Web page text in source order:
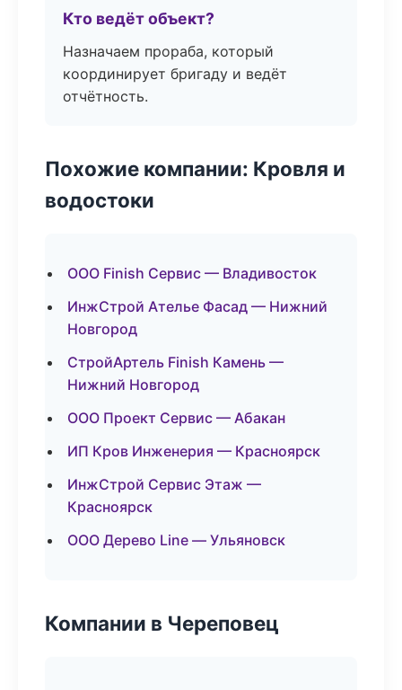
Кто ведёт объект?
Назначаем прораба, который
координирует бригаду и ведёт
отчётность.
Похожие компании: Кровля и
водостоки
ООО Finish Сервис — Владивосток
ИнжСтрой Ателье Фасад — Нижний
Новгород
СтройАртель Finish Камень —
Нижний Новгород
ООО Проект Сервис — Абакан
ИП Кров Инженерия — Красноярск
ИнжСтрой Сервис Этаж —
Красноярск
ООО Дерево Line — Ульяновск
Компании в Череповец